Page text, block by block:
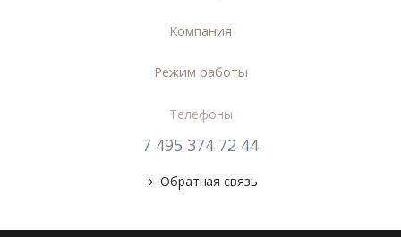
Компания
Режим работы
Телефоны
7 495 374 72 44
Обратная связь